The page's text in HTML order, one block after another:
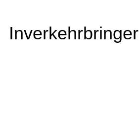
Inverkehrbringer